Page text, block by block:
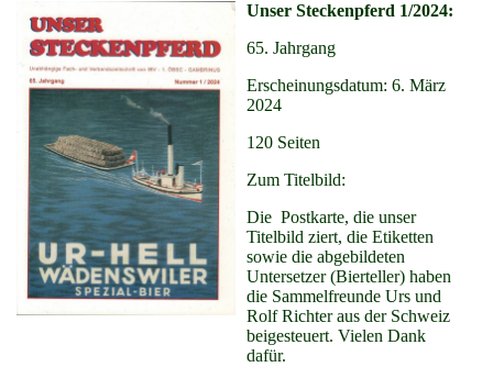
Unser Steckenpferd 1/2024:
65. Jahrgang
Erscheinungsdatum: 6. März
2024
120 Seiten
Zum Titelbild:
Die Postkarte, die unser
Titelbild ziert, die Etiketten
sowie die abgebildeten
Untersetzer (Bierteller) haben
die Sammelfreunde Urs und
Rolf Richter aus der Schweiz
beigesteuert. Vielen Dank
dafür.